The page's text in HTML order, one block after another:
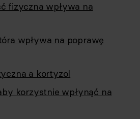
fizyczna wpływa na
wpływa na poprawę
a kortyzol
korzystnie wpłynąć na